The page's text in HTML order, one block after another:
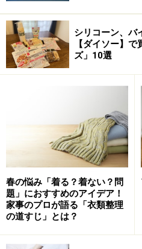
グリッターのりは百円ショップ
ペットボトルのふた
リボン
ビーズ（ガイドは家にあった
セロハンテープ
麻ひも、枝（公園などで拾う
基本の松ぼっくり飾
1） 筆に白い絵の具をつけて
シリコーン、バ
【ダイソー】
ズ」10選
春の悩み「着る？着ない？問
題」におすすめのアイデア！
家事のプロが語る「衣類整理
の道すじ」とは？